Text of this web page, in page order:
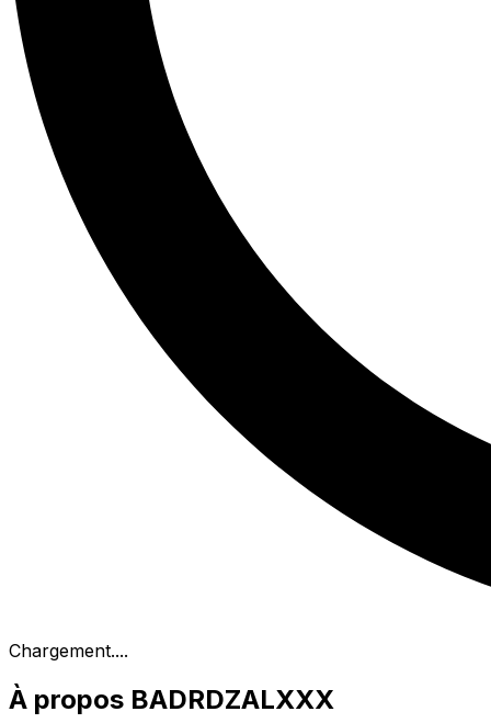
Chargement....
À propos BADRDZALXXX